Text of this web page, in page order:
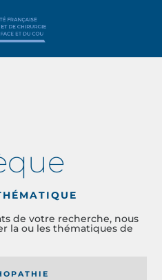
de votre recherche, nous
la ou les thématiques de